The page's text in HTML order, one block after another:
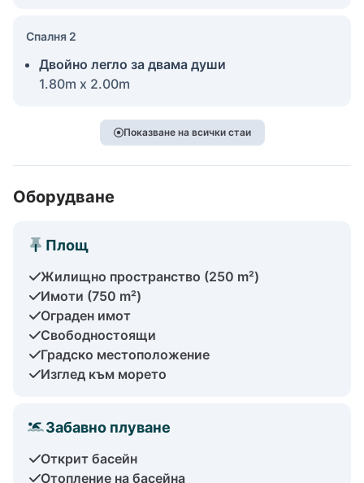
Спалня 2
Двойно легло за двама души
1.80m x 2.00m
Показване на всички стаи
Оборудване
Площ
Жилищно пространство (250 m²)
Имоти (750 m²)
Ограден имот
Свободностоящи
Градско местоположение
Изглед към морето
Забавно плуване
Открит басейн
Отопление на басейна